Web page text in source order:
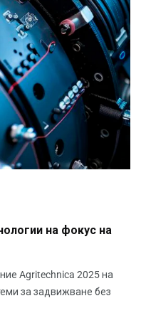
на фокус на
Agritechnica 2025 на
за задвижване без